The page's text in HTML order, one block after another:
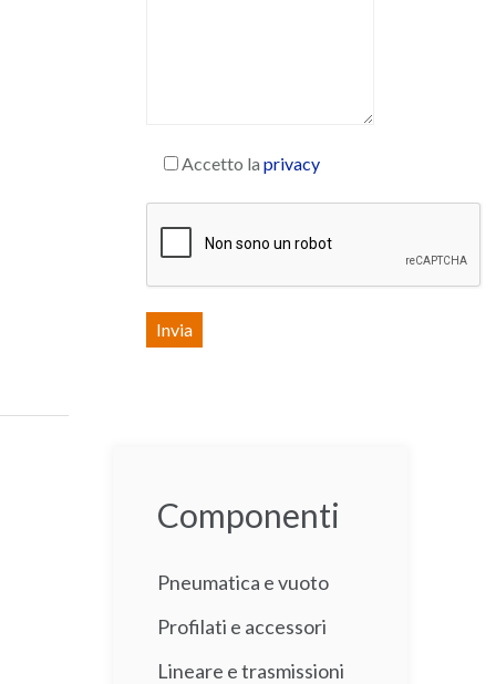
Accetto la privacy
Componenti
Pneumatica e vuoto
Profilati e accessori
Lineare e trasmissioni